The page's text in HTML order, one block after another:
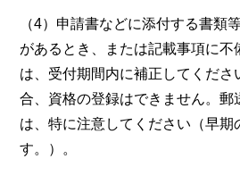
（4）申請書などに添付する書類
があるとき、または記載事項に不
は、受付期間内に補正してくださ
合、資格の登録はできません。郵
は、特に注意してください（早期
す。）。